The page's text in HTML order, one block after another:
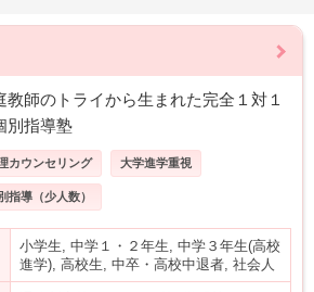
教師のトライから生まれた完全１対１
別指導塾
カウンセリング 大学進学重視
指導（少人数）
小学生, 中学１・２年生, 中学３年生(高校
進学), 高校生, 中卒・高校中退者, 社会人